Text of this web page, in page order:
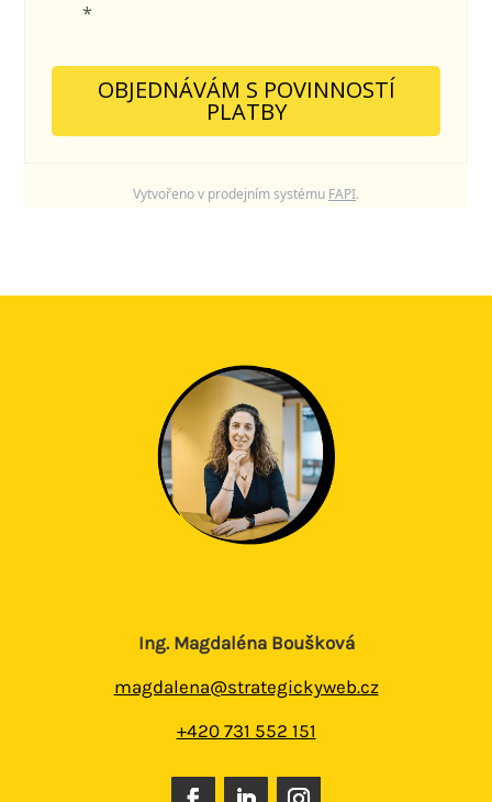
*
OBJEDNÁVÁM S POVINNOSTÍ
PLATBY
Vytvořeno v prodejním systému FAPI.
Ing. Magdaléna Boušková
magdalena@strategickyweb.cz
+420 731 552 151